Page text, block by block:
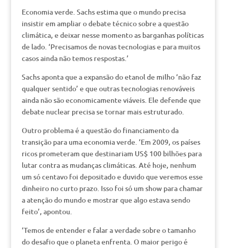
Economia verde. Sachs estima que o mundo precisa
insistir em ampliar o debate técnico sobre a questão
climática, e deixar nesse momento as barganhas políticas
de lado. ‘Precisamos de novas tecnologias e para muitos
casos ainda não temos respostas.’
Sachs aponta que a expansão do etanol de milho ‘não faz
qualquer sentido’ e que outras tecnologias renováveis
ainda não são economicamente viáveis. Ele defende que
debate nuclear precisa se tornar mais estruturado.
Outro problema é a questão do financiamento da
transição para uma economia verde. ‘Em 2009, os países
ricos prometeram que destinariam US$ 100 bilhões para
lutar contra as mudanças climáticas. Até hoje, nenhum
um só centavo foi depositado e duvido que veremos esse
dinheiro no curto prazo. Isso foi só um show para chamar
a atenção do mundo e mostrar que algo estava sendo
feito’, apontou.
‘Temos de entender e falar a verdade sobre o tamanho
do desafio que o planeta enfrenta. O maior perigo é